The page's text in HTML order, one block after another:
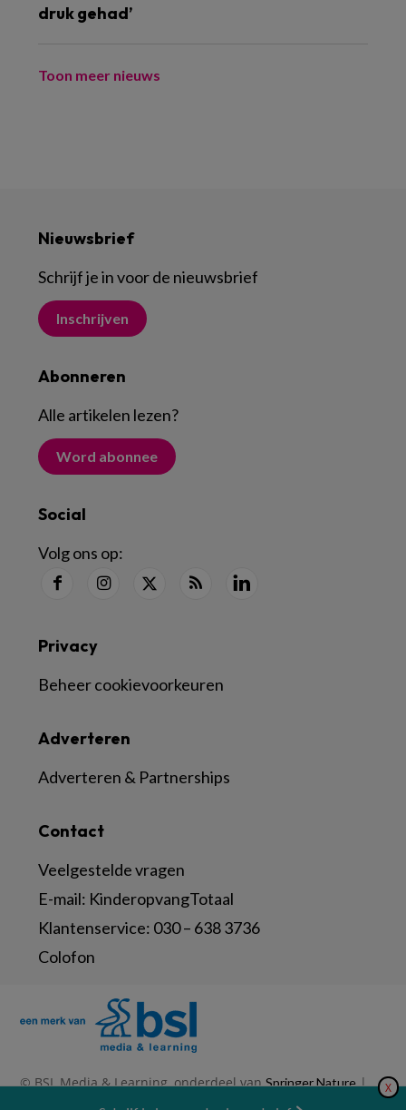
druk gehad’
Toon meer nieuws
Nieuwsbrief
Schrijf je in voor de nieuwsbrief
Inschrijven
Abonneren
Alle artikelen lezen?
Word abonnee
Social
Volg ons op:
Contact
Veelgestelde vragen
E-mail: KinderopvangTotaal
Klantenservice: 030 – 638 3736
Colofon
Adverteren
Adverteren & Partnerships
Privacy
Beheer cookievoorkeuren
© BSL Media & Learning, onderdeel van Springer Nature | X